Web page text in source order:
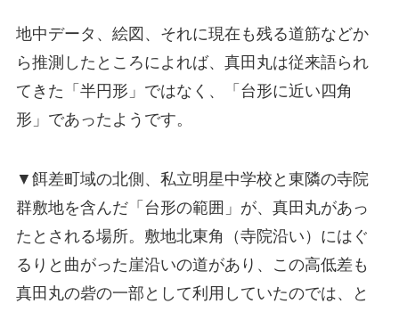
地中データ、絵図、それに現在も残る道筋などか
ら推測したところによれば、真田丸は従来語られ
てきた「半円形」ではなく、「台形に近い四角
形」であったようです。
▼餌差町域の北側、私立明星中学校と東隣の寺院
群敷地を含んだ「台形の範囲」が、真田丸があっ
たとされる場所。敷地北東角（寺院沿い）にはぐ
るりと曲がった崖沿いの道があり、この高低差も
真田丸の砦の一部として利用していたのでは、と